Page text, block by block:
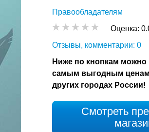
Правообладателям
Оценка:
Отзывы, комментарии: 0
Ниже по кнопкам можно
самым выгодным ценам
других городах России!
Смотреть